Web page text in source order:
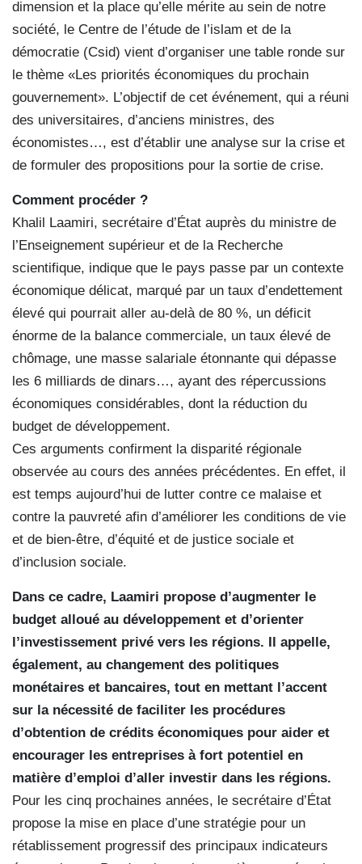
dimension et la place qu’elle mérite au sein de notre
société, le Centre de l’étude de l’islam et de la
démocratie (Csid) vient d’organiser une table ronde sur
le thème «Les priorités économiques du prochain
gouvernement». L’objectif de cet événement, qui a réuni
des universitaires, d’anciens ministres, des
économistes…, est d’établir une analyse sur la crise et
de formuler des propositions pour la sortie de crise.
Comment procéder ?
Khalil Laamiri, secrétaire d’État auprès du ministre de
l’Enseignement supérieur et de la Recherche
scientifique, indique que le pays passe par un contexte
économique délicat, marqué par un taux d’endettement
élevé qui pourrait aller au-delà de 80 %, un déficit
énorme de la balance commerciale, un taux élevé de
chômage, une masse salariale étonnante qui dépasse
les 6 milliards de dinars…, ayant des répercussions
économiques considérables, dont la réduction du
budget de développement.
Ces arguments confirment la disparité régionale
observée au cours des années précédentes. En effet, il
est temps aujourd’hui de lutter contre ce malaise et
contre la pauvreté afin d’améliorer les conditions de vie
et de bien-être, d’équité et de justice sociale et
d’inclusion sociale.
Dans ce cadre, Laamiri propose d’augmenter le
budget alloué au développement et d’orienter
l’investissement privé vers les régions. Il appelle,
également, au changement des politiques
monétaires et bancaires, tout en mettant l’accent
sur la nécessité de faciliter les procédures
d’obtention de crédits économiques pour aider et
encourager les entreprises à fort potentiel en
matière d’emploi d’aller investir dans les régions.
Pour les cinq prochaines années, le secrétaire d’État
propose la mise en place d’une stratégie pour un
rétablissement progressif des principaux indicateurs